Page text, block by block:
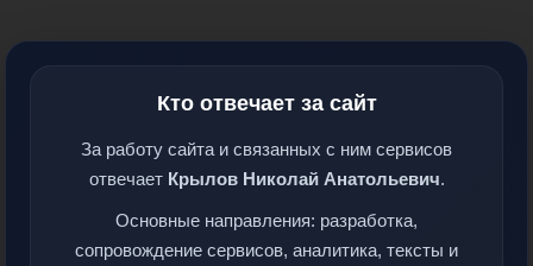
Кто отвечает за сайт
За работу сайта и связанных с ним сервисов
отвечает Крылов Николай Анатольевич.
Основные направления: разработка,
сопровождение сервисов, аналитика, тексты и